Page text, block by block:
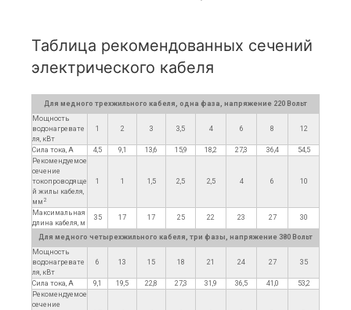
Таблица рекомендованных сечений
электрического кабеля
Для медного трехжильного кабеля, одна фаза, напряжение 220 Вольт
Мощность
водонагревате
ля, кВт
1 2 3 3,5 4 6 8 12
Сила тока, А 4,5 9,1 13,6 15,9 18,2 27,3 36,4
54,5
Рекомендуемое
сечение
токопроводяще
й жилы кабеля,
мм 2
1 1 1,5 2,5 2,5 4 6 10
Максимальная
длина кабеля, м
35 17 17 25 22 23 27 30
Для медного четырехжильного кабеля, три фазы, напряжение 380 Вольт
Мощность
водонагревате
ля, кВт
6 13 15 18 21 24 27 35
Сила тока, А 9,1 19,5 22,8 27,3 31,9 36,5 41,0
53,2
Рекомендуемое
сечение